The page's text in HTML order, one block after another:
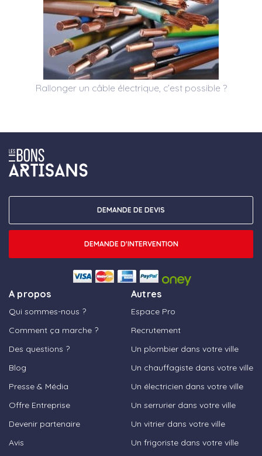
Rallonger un câble électrique, c’est possible ?
A propos
Qui sommes-nous ?
Comment ça marche ?
Des questions ?
Blog
Presse & Média
Offre Entreprise
Devenir partenaire
Avis
Autres
Espace Pro
Recrutement
Un plombier dans votre ville
Un chauffagiste dans votre ville
Un électricien dans votre ville
Un serrurier dans votre ville
Un vitrier dans votre ville
Un frigoriste dans votre ville
DEMANDE DE DEVIS
DEMANDE D'INTERVENTION